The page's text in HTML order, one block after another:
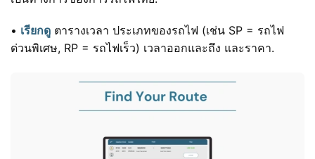
• เรียกดู ตารางเวลา ประเภทของรถไฟ (เช่น SP = รถไฟ
ด่วนพิเศษ, RP = รถไฟเร็ว) เวลาออกและถึง และราคา.